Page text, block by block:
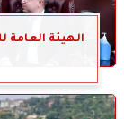
الهيئة العامة